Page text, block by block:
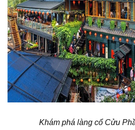
Khám phá làng cổ Cửu